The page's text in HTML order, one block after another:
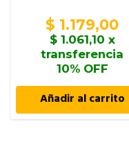
$ 1.179,00
$1.061,10 x
transferencia
10% OFF
Añadir al carrito